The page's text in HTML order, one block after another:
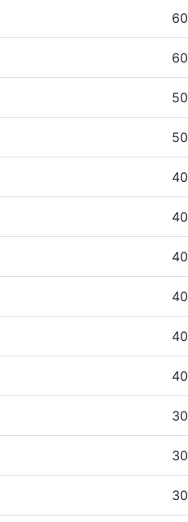
60
60
50
50
40
40
40
40
40
40
30
30
30